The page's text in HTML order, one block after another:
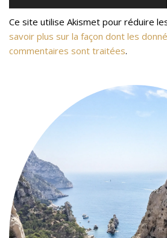
Ce site utilise Akismet pour réduire
savoir plus sur la façon dont les
commentaires sont traitées.